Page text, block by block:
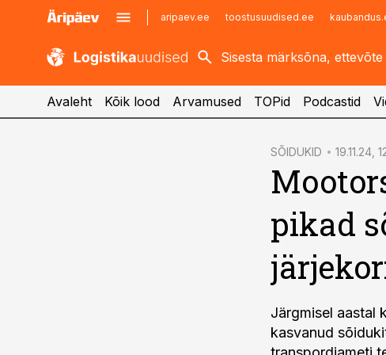
aripaev.ee toostusuudised.ee
kaubandus.ee
kinnisvarauudised.ee
imelineajalugu.ee
Avaleht Kõik lood Arvamused TOPid Podcastid
SÕIDUKID 19.11.24,
pikad
Järgmisel aastal
kasvanud